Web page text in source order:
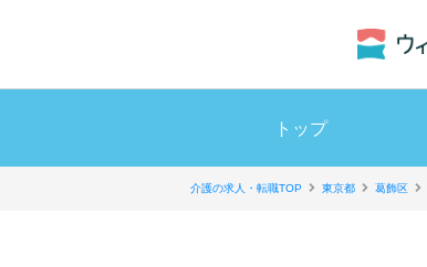
トップ
介護の求人・転職TOP 東京都 葛飾区